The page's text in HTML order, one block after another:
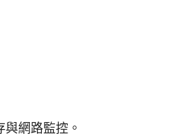
網路監控。